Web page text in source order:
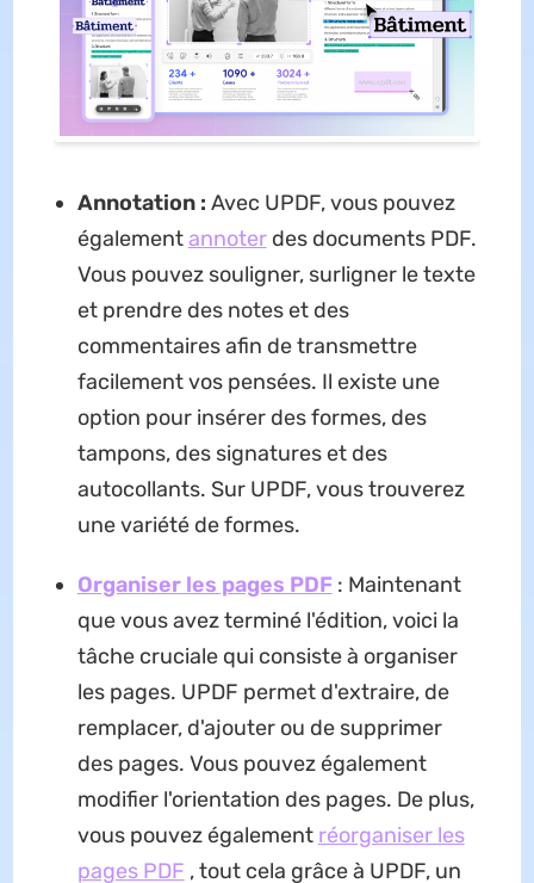
Annotation : Avec UPDF, vous pouvez
égalementannoterdes documents PDF.
Vous pouvez souligner, surligner le texte
et prendre des notes et des
commentaires afin de transmettre
facilement vos pensées. Il existe une
option pour insérer des formes, des
tampons, des signatures et des
autocollants. Sur UPDF, vous trouverez
une variété de formes.
Organiser les pages PDF: Maintenant
que vous avez terminé l'édition, voici la
tâche cruciale qui consiste à organiser
les pages. UPDF permet d'extraire, de
remplacer, d'ajouter ou de supprimer
des pages. Vous pouvez également
modifier l'orientation des pages. De plus,
vous pouvez également réorganiser les
pages PDF , tout cela grâce à UPDF, un